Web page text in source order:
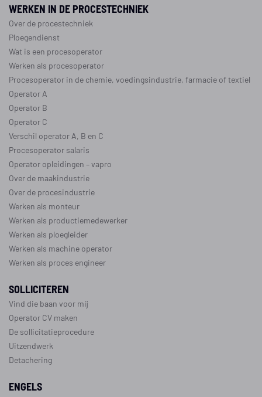
WERKEN IN DE PROCESTECHNIEK
Over de procestechniek
Ploegendienst
Wat is een procesoperator
Werken als procesoperator
Procesoperator in de chemie voedingsindustrie farmacie oftextiel
Operator A
Operator B
Operator C
Verschil operator A, B en C
Procesoperator salaris
Operator opleidingen –vapro
Over de maakindustrie
Over de procesindustrie
Werken als monteur
Werken als productiemedewerker
Werken als ploegleider
Werken als machine operator
Werken als proces engineer
SOLLICITEREN
Vind die baan voor mij
Operator CV maken
De sollicitatieprocedure
Uitzendwerk
Detachering
ENGELS